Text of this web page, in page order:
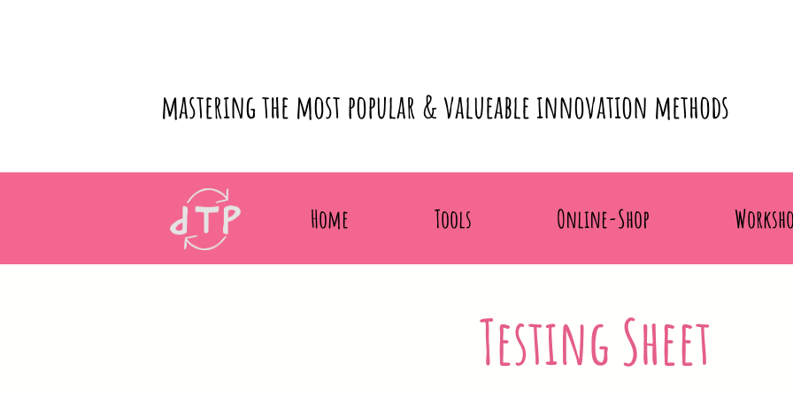
mastering the most popular & valueable innovation methods
Home Tools Online-Shop
Testing Sheet